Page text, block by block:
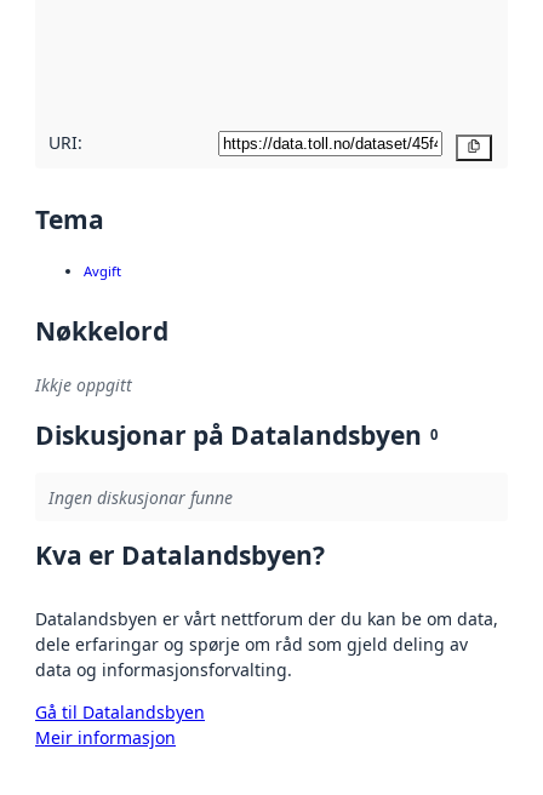
URI:
Tema
Avgift
Nøkkelord
Ikkje oppgitt
Diskusjonar på Datalandsbyen 0
Ingen diskusjonar funne
Kva er Datalandsbyen?
Datalandsbyen er vårt nettforum der du kan be om data,
dele erfaringar og spørje om råd som gjeld deling av
data og informasjonsforvalting.
Gå til Datalandsbyen
Meir informasjon